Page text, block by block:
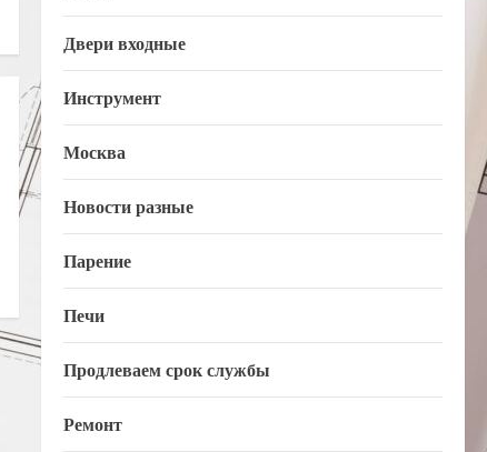
Двери входные
Инструмент
Москва
Новости разные
Парение
Печи
Продлеваем срок службы
Ремонт